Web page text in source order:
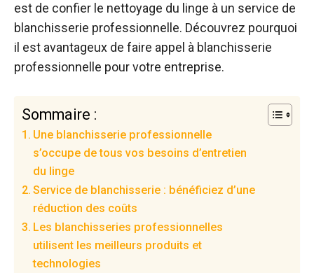
est de confier le nettoyage du linge à un service de
blanchisserie professionnelle. Découvrez pourquoi
il est avantageux de faire appel à blanchisserie
professionnelle pour votre entreprise.
Sommaire :
Une blanchisserie professionnelle
s’occupe de tous vos besoins d’entretien
du linge
Service de blanchisserie : bénéficiez d’une
réduction des coûts
Les blanchisseries professionnelles
utilisent les meilleurs produits et
technologies